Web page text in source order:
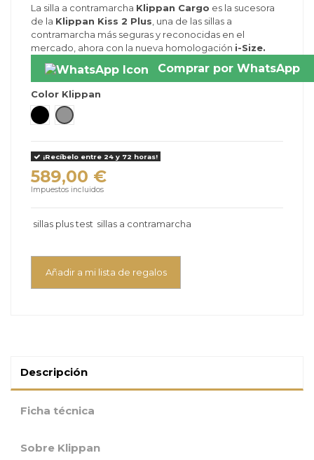
La silla a contramarcha Klippan Cargo es la sucesora
de la Klippan Kiss 2 Plus , una de las sillas a
contramarcha más seguras y reconocidas en el
mercado, ahora con la nueva homologación i-Size.
Comprar por WhatsApp
Color Klippan
Insertable Black
Insertable Grey
¡Recíbelo entre 24 y 72 horas!
589,00 €
Impuestos incluidos
sillas plus test sillas a contramarcha
Añadir a mi lista de regalos
Descripción
Ficha técnica
Sobre Klippan